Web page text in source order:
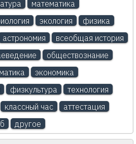
математика
экология
физика
астрономия
всеобщая история
обществознание
экономика
физкультура
технология
классный час
аттестация
другое